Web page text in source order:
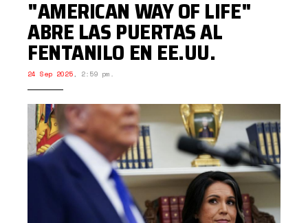
"AMERICAN WAY OF LIFE"
ABRE LAS PUERTAS AL
FENTANILO EN EE.UU.
24 Sep 2025, 2:59 pm.